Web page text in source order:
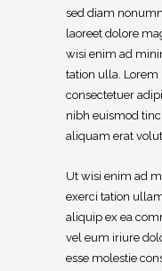
sed diam
laoreet dolore
wisi enim ad
tation ulla. Lorem
consectetuer
nibh euismod
aliquam erat
Ut wisi enim ad
exerci tation
aliquip ex ea
vel eum iriure
esse molestie